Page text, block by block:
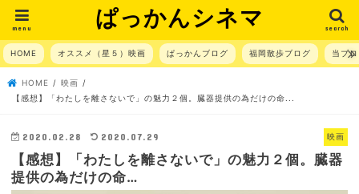
ぱっかんシネマ search
menu
HOME オススメ（星５）映画 ぱっかんブログ 福岡散歩ブログ 当ブ
HOME
映画
【感想】「わたしを離さないで」の魅力２個。臓器提供の為だけの命...
映画
2020.02.28 2020.07.29
【感想】「わたしを離さないで」の魅力２個。臓器
提供の為だけの命…